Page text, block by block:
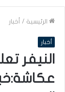
الرئيسية / أخبار
أخبار
النيفر